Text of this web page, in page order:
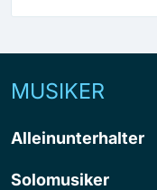
MUSIKER
Alleinunterhalter
Solomusiker